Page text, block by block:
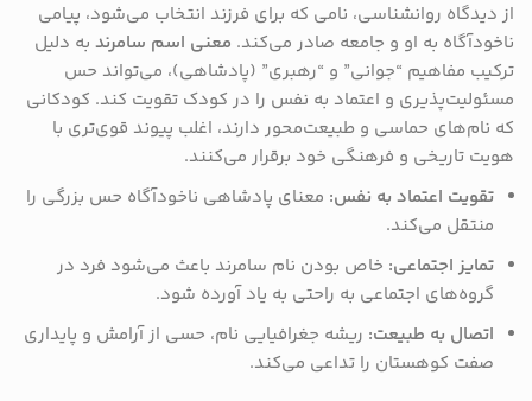
از دیدگاه روانشناسی، نامی که برای فرزند انتخاب می‌شود، پیامی
ناخودآگاه به او و جامعه صادر می‌کند. معنی اسم سامرند به دلیل
ترکیب مفاهیم “جوانی” و “رهبری” (پادشاهی)، می‌تواند حس
مسئولیت‌پذیری و اعتماد به نفس را در کودک تقویت کند. کودکانی
که نام‌های حماسی و طبیعت‌محور دارند، اغلب پیوند قوی‌تری با
هویت تاریخی و فرهنگی خود برقرار می‌کنند.
تقویت اعتماد به نفس: معنای پادشاهی ناخودآگاه حس بزرگی را
منتقل می‌کند.
تمایز اجتماعی: خاص بودن نام سامرند باعث می‌شود فرد در
گروه‌های اجتماعی به راحتی به یاد آورده شود.
اتصال به طبیعت: ریشه جغرافیایی نام، حسی از آرامش و پایداری
صفت کوهستان را تداعی می‌کند.